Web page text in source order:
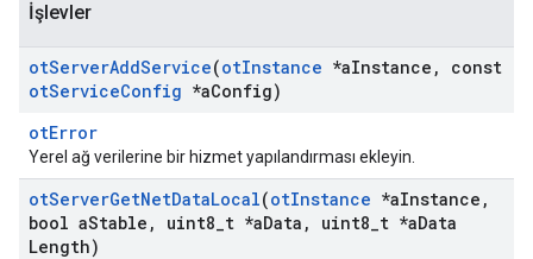
İşlevler
otServerAddService(otInstance *aInstance ,
const
otServiceConfig *aConfig)
otError
Yerel ağ verilerine bir hizmet yapılandırması ekleyin.
otServerGetNetDataLocal(otInstance *aInstance ,
bool aStable , uint8 t *aData , uint8 t *aData
Length)